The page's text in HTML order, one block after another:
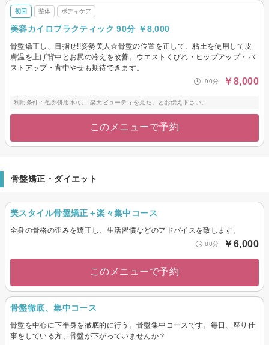
初回 整体 ボディケア
美容カイロプラクティック 90分 ￥8,000
骨盤矯正し、目指せ!!姿勢美人☆骨盤の位置を正して、粘土を使用して皮
膚温を上げ背中とお尻の冷えを改善。ウエストくびれ・ヒップアップ・バ
ストアップ・背中やせも期待できます。
90分 ￥8,000
利用条件：他券併用不可,「楽天ビューティを見た」とお伝え下さい。
このメニューで予約
骨盤矯正・ダイエット
美スタイル骨盤矯正＋楽々集中コース
全身の骨格の歪みを矯正し、生活習慣などのアドバイスを致します。
80分 ￥6,000
このメニューで予約
骨盤徹底、集中コース
骨盤を中心に下半身を徹底的に行う。骨盤集中コースです。毎日、座り仕
事をしている方、骨盤が下がっていませんか？